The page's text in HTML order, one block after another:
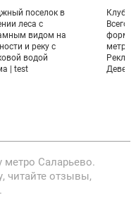
поселок в
леса с
видом на
и реку с
водой
| test
Всего
метро Саларьево.
читайте отзывы,